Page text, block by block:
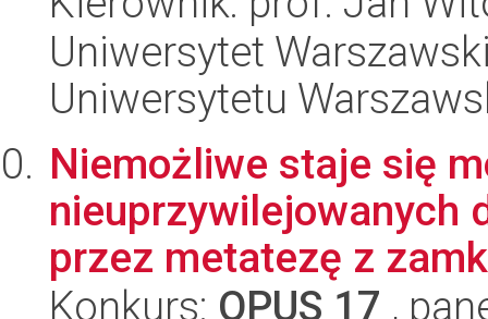
Uniwersytet
Uniwersytetu
Niemożliwe staje się
nieuprzywilejowanych
przez metatezę z
Konkurs: OPUS 17 ,